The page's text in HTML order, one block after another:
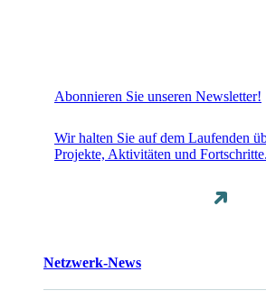
Abonnieren Sie unseren Newsletter!
Wir halten Sie auf dem Laufenden
Projekte, Aktivitäten und Fortschritte.
Netzwerk-News